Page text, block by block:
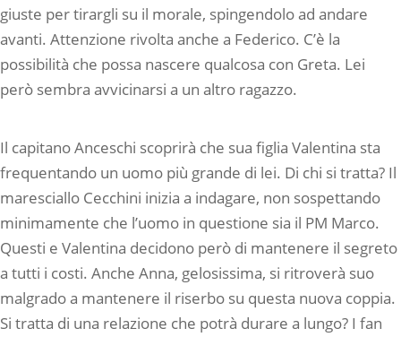
giuste per tirargli su il morale, spingendolo ad andare
avanti. Attenzione rivolta anche a Federico. C’è la
possibilità che possa nascere qualcosa con Greta. Lei
però sembra avvicinarsi a un altro ragazzo.
Il capitano Anceschi scoprirà che sua figlia Valentina sta
frequentando un uomo più grande di lei. Di chi si tratta? Il
maresciallo Cecchini inizia a indagare, non sospettando
minimamente che l’uomo in questione sia il PM Marco.
Questi e Valentina decidono però di mantenere il segreto
a tutti i costi. Anche Anna, gelosissima, si ritroverà suo
malgrado a mantenere il riserbo su questa nuova coppia.
Si tratta di una relazione che potrà durare a lungo? I fan